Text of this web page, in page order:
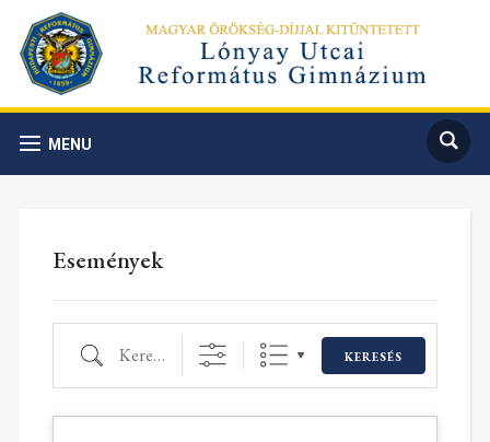
MENU
Események
Keresés KERESÉS